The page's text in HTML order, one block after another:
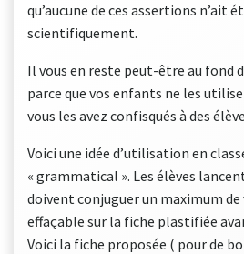
qu’aucune de ces assertions n’ait
scientifiquement.
Il vous en reste peut-être au fond
parce que vos enfants ne les
vous les avez confisqués à des
Voici une idée d’utilisation en
« grammatical ». Les élèves
doivent conjuguer un maximum de
effaçable sur la fiche plastifiée
Voici la fiche proposée ( pour de